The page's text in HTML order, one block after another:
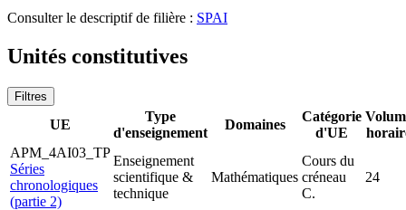
Consulter le descriptif de filière : SPAI
Unités constitutives
Filtres
UE
Type
d'enseignement
Domaines
Catégorie
d'UE
APM_4AI03_TP
Séries
chronologiques
(partie 2)
Enseignement
scientifique &
technique
Mathématiques
Cours du
créneau
C.
24